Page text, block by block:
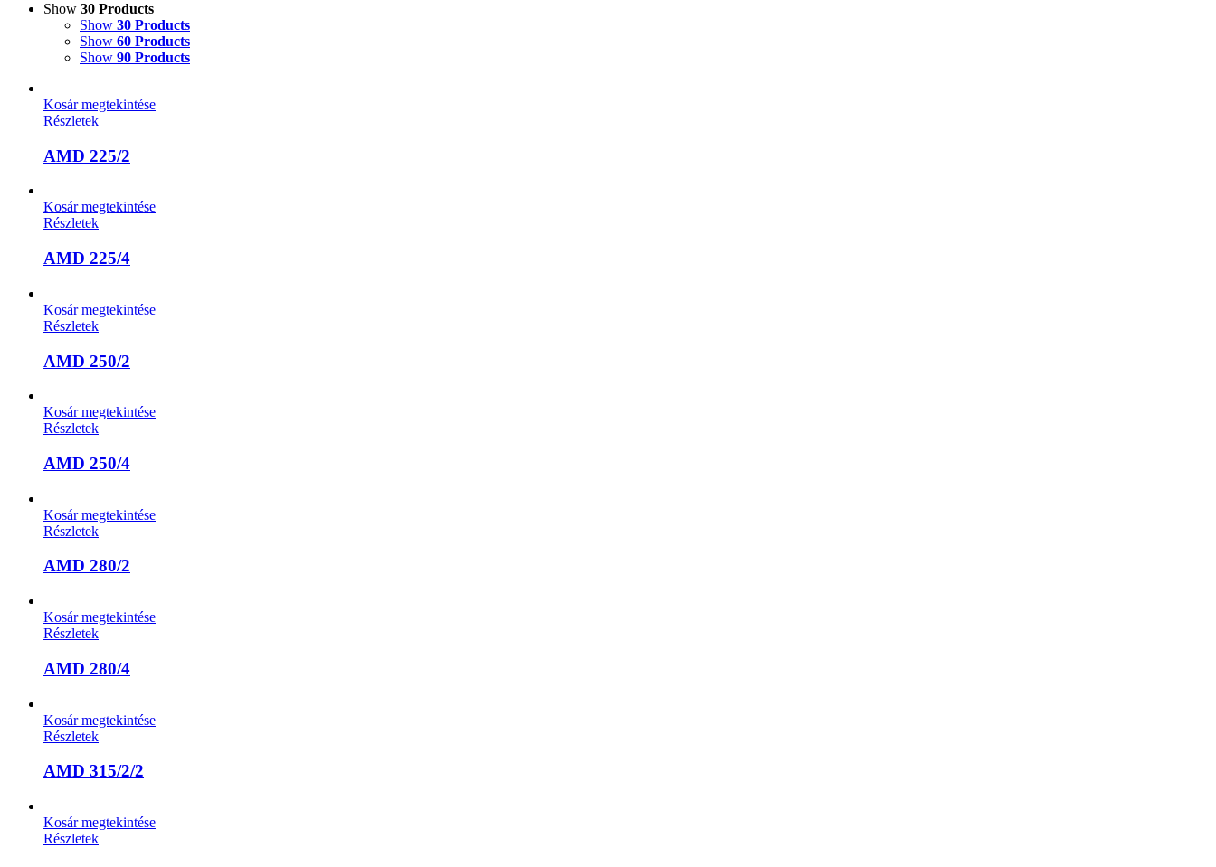
Show 30 Products
Show 30 Products
Show 60 Products
Show 90 Products
Kosár megtekintése
Részletek
AMD 225/2
Kosár megtekintése
Részletek
AMD 225/4
Kosár megtekintése
Részletek
AMD 250/2
Kosár megtekintése
Részletek
AMD 250/4
Kosár megtekintése
Részletek
AMD 280/2
Kosár megtekintése
Részletek
AMD 280/4
Kosár megtekintése
Részletek
AMD 315/2/2
Kosár megtekintése
Részletek